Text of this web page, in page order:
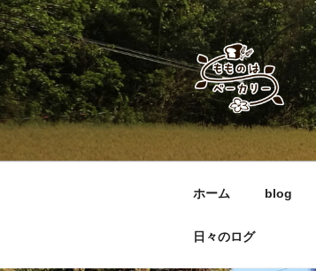
コ
ン
テ
ン
ツ
へ
キ
ホーム blog
日々のログ